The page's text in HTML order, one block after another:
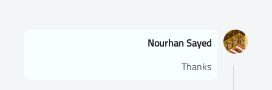
Nourhan Sayed
Thanks